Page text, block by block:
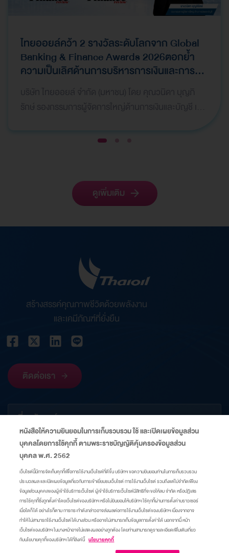
ไทยออยล์คว้า 2 รางวัลระดับโลกจาก Global
Banking & Finance Awards 2026ตอกย้ำ
ความเป็นเลิศด้านการบริหารการเงินและการ
ดูเพิ่มเติม
สร้างสรรค์คุณภาพชีวิตด้วยพลังงาน
และเคมีภัณฑ์ที่ยั่งยืน
ติดต่อเรา
เกี่ยวกับองค์กร
ข้อมูลที่เกี่ยวข้อง
ลิงก์
แผนผังเว็บไซต์ศูนย์ความเป็นส่วนตัวนโยบายคุกกี้มาตรการแจ้งเตือน
หนังสือให้ความยินยอมในการเก็บรวบรวม ใช้ และเปิดเผยข้อมูลส่วน
บุคคลโดยการใช้คุกกี้ ตามพระราชบัญญัติคุ้มครองข้อมูลส่วน
บุคคล พ.ศ. 2562
เว็บไซต์นี้มีการจัดเก็บคุกกี้เพื่อการใช้งานเว็บไซต์ที่ดีขึ้น บริษัทฯ ขอความยินยอมท่านในการเก็บรวบรวม
ประมวลผล และเปิดเผยข้อมูลเกี่ยวกับการเข้าเยี่ยมชมเว็บไซต์ การใช้งานเว็บไซต์ รวมถึงแต่ไม่จำกัดเพียง
ข้อมูลส่วนบุคคลของผู้เข้าใช้บริการเว็บไซต์ ผู้เข้าใช้บริการเว็บไซต์มีสิทธิที่จะขอให้ลบ จำกัด หรือปฏิเสธ
การใช้คุกกี้ซึ่งถูกตั้งค่าโดยเว็บไซต์ของบริษัทฯ หรือไม่ยินยอมให้บริษัทฯ ใช้คุกกี้ผ่านการตั้งค่าบราวเซอร์
เมื่อใดก็ได้ อย่างไรก็ตาม การกระทำดังกล่าวอาจส่งผลต่อการใช้งานเว็บไซต์ของบริษัทฯ เนื่องจากอาจ
ทำให้ไม่สามารถใช้งานเว็บไซต์ได้บางส่วน หรืออาจไม่สามารถเก็บข้อมูลการตั้งค่าได้ นอกจากนี้ หน้า
เว็บไซต์ของบริษัทฯ ในบางหน้าอาจไม่แสดงผลอย่างถูกต้อง โดยท่านสามารถดูรายละเอียดเพิ่มเติมเกี่ยว
กับนโยบายคุกกี้ของบริษัทฯ ได้ที่ลิงค์นี้ นโยบายคุกกี้